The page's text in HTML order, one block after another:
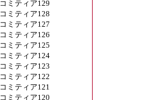
コミティア129
コミティア128
コミティア127
コミティア126
コミティア125
コミティア124
コミティア123
コミティア122
コミティア121
コミティア120